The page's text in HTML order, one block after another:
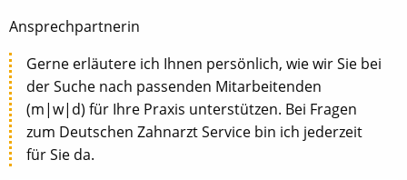
Ansprechpartnerin
Gerne erläutere ich Ihnen persönlich, wie wir Sie bei
der Suche nach passenden Mitarbeitenden
(m|w|d) für Ihre Praxis unterstützen. Bei Fragen
zum Deutschen Zahnarzt Service bin ich jederzeit
für Sie da.